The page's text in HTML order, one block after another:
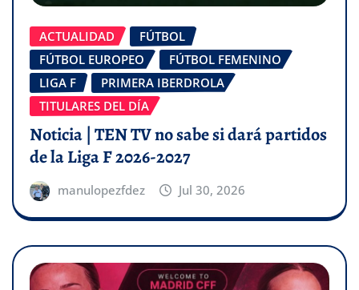
ACTUALIDAD
FÚTBOL
FÚTBOL EUROPEO
FÚTBOL FEMENINO
LIGA F
PRIMERA IBERDROLA
TITULARES DEL DÍA
Noticia | TEN TV no sabe si dará partidos
de la Liga F 2026-2027
manulopezfdez Jul 30, 2026